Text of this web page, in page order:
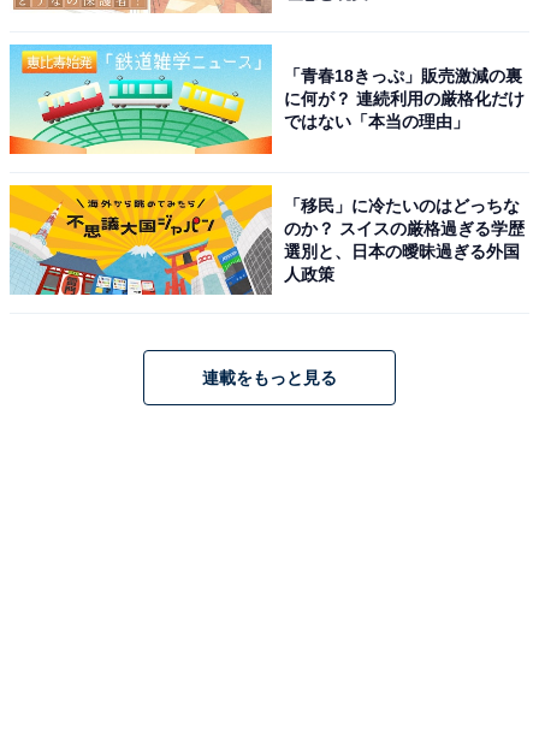
「青春18きっぷ」販売激減の裏
に何が？ 連続利用の厳格化だけ
ではない「本当の理由」
「移民」に冷たいのはどっちな
のか？ スイスの厳格過ぎる学歴
選別と、日本の曖昧過ぎる外国
人政策
連載をもっと見る